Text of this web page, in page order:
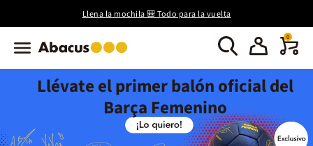
Llena la mochila 🎒 Todo para la vuelta
0
Llévate el primer balón oficial del
Barça Femenino